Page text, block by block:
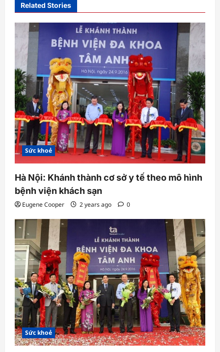
g
a
t
o
n
Related Stories
Sức khoẻ
Hà Nội: Khánh thành cơ sở y tế theo mô hình
bệnh viện khách sạn
Eugene Cooper 2 years ago 0
Sức khoẻ